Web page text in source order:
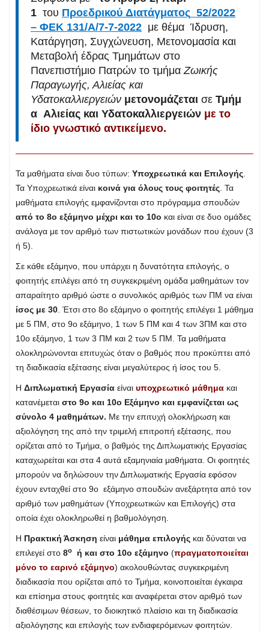
1 του Προεδρικού Διατάγματος 52/2022
– ΦΕΚ 131/Α/7-7-2022 με θέμα Ίδρυση,
Κατάργηση, Συγχώνευση, Μετονομασία και
Μεταβολή έδρας Τμημάτων στο
Πανεπιστήμιο Πατρών το τμήμαΖωικής
Παραγωγής, Αλιείας και
Υδατοκαλλιεργειών μετονομάζεται σε Τμήμ
α Αλιείας και Υδατοκαλλιεργειών με το
ίδιο γνωστικό αντικείμενο.
Τα μαθήματα είναι δυο τύπων: Υποχρεωτικά και Επιλογής.
Τα Υποχρεωτικά είναι κοινά για όλους τους φοιτητές. Τα
μαθήματα επιλογής εμφανίζονται στο πρόγραμμα σπουδών
από το 8ο εξάμηνο μέχρι και το 10ο και είναι σε δυο ομάδες
ανάλογα με τον αριθμό των πιστωτικών μονάδων που έχουν (3
ή 5).
Σε κάθε εξάμηνο, που υπάρχει η δυνατότητα επιλογής, ο
φοιτητής επιλέγει από τη συγκεκριμένη ομάδα μαθημάτων τον
απαραίτητο αριθμό ώστε ο συνολικός αριθμός των ΠΜ να είναι
ίσος με 30. Έτσι στο 8ο εξάμηνο ο φοιτητής επιλέγει 1 μάθημα
με 5 ΠΜ, στο 9ο εξάμηνο, 1 των 5 ΠΜ και 4 των 3ΠΜ και στο
10ο εξάμηνο, 1 των 3 ΠΜ και 2 των 5 ΠΜ. Τα μαθήματα
ολοκληρώνονται επιτυχώς όταν ο βαθμός που προκύπτει από
τη διαδικασία εξέτασης είναι μεγαλύτερος ή ίσος του 5.
Η Διπλωματική Εργασία είναι υποχρεωτικό μάθημα και
κατανέμεται στο 9ο και 10ο Εξάμηνο και εμφανίζεται ως
σύνολο 4 μαθημάτων. Με την επιτυχή ολοκλήρωση και
αξιολόγηση της από την τριμελή επιτροπή εξέτασης, που
ορίζεται από το Τμήμα, ο βαθμός της Διπλωματικής Εργασίας
καταχωρείται και στα 4 αυτά εξαμηνιαία μαθήματα. Οι φοιτητές
μπορούν να δηλώσουν την Διπλωματικής Εργασία εφόσον
έχουν ενταχθεί στο 9ο εξάμηνο σπουδών ανεξάρτητα από τον
αριθμό των μαθημάτων (Υποχρεωτικών και Επιλογής) στα
οποία έχει ολοκληρωθεί η βαθμολόγηση.
Η Πρακτική Άσκηση είναι μάθημα επιλογής και δύναται να
επιλεγεί στο 8ο ή και στο 10ο εξάμηνο (πραγματοποιείται
μόνο το εαρινό εξάμηνο) ακολουθώντας συγκεκριμένη
διαδικασία που ορίζεται από το Τμήμα, κοινοποιείται έγκαιρα
και επίσημα στους φοιτητές και αναφέρεται στον αριθμό των
διαθέσιμων θέσεων, το διοικητικό πλαίσιο και τη διαδικασία
αξιολόγησης και επιλογής των ενδιαφερόμενων φοιτητών.